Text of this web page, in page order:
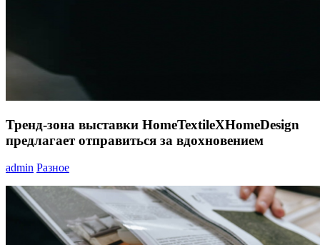
Тренд-зона выставки HomeTextileXHomeDesign
предлагает отправиться за вдохновением
admin Разное